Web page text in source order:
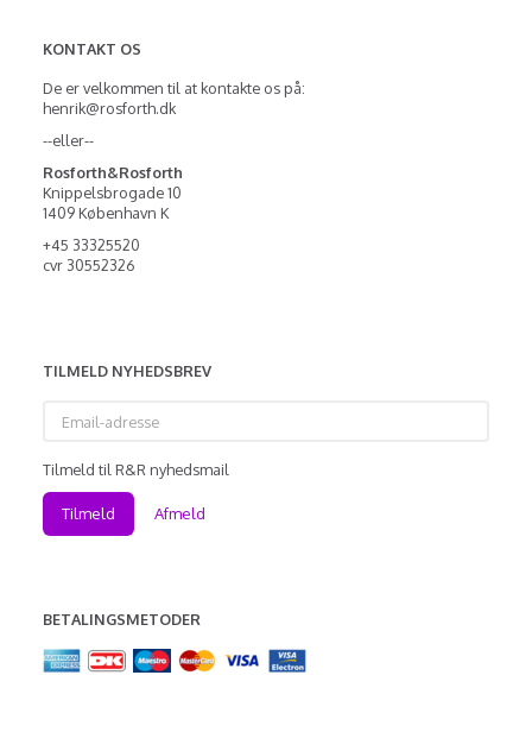
KONTAKT OS
De er velkommen til at kontakte os på:
henrik@rosforth.dk
--eller--
Rosforth&Rosforth
Knippelsbrogade 10
1409 København K
+45 33325520
cvr 30552326
TILMELD NYHEDSBREV
adresse
Tilmeld til R&R nyhedsmail
Tilmeld Afmeld
BETALINGSMETODER